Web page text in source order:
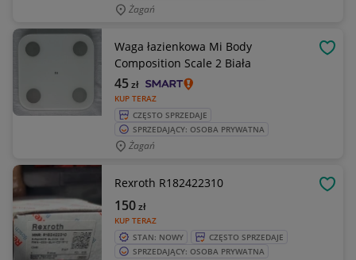
Żagań
Waga łazienkowa Mi Body
Composition Scale 2 Biała
KUP TERAZ
45zł
CZĘSTO SPRZEDAJE
SPRZEDAJĄCY: OSOBA PRYWATNA
Żagań
Rexroth R182422310
KUP TERAZ
150zł
STAN: NOWY
CZĘSTO SPRZEDAJE
SPRZEDAJĄCY: OSOBA PRYWATNA